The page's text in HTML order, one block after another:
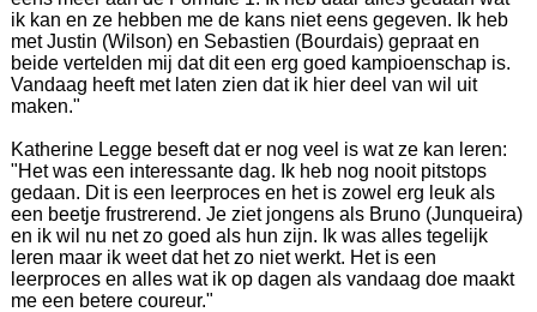
ik kan en ze hebben me de kans niet eens gegeven. Ik heb
met Justin (Wilson) en Sebastien (Bourdais) gepraat en
beide vertelden mij dat dit een erg goed kampioenschap is.
Vandaag heeft met laten zien dat ik hier deel van wil uit
maken."
Katherine Legge beseft dat er nog veel is wat ze kan leren:
"Het was een interessante dag. Ik heb nog nooit pitstops
gedaan. Dit is een leerproces en het is zowel erg leuk als
een beetje frustrerend. Je ziet jongens als Bruno (Junqueira)
en ik wil nu net zo goed als hun zijn. Ik was alles tegelijk
leren maar ik weet dat het zo niet werkt. Het is een
leerproces en alles wat ik op dagen als vandaag doe maakt
me een betere coureur."